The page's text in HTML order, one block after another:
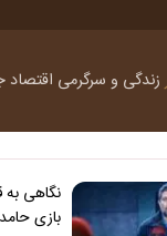
زندگی و سرگرمی اقتصاد
نگاهی
بازی